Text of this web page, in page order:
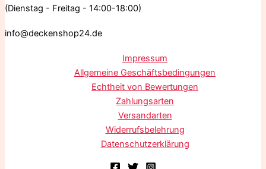
(Dienstag - Freitag - 14:00-18:00)
info@deckenshop24.de
Impressum
Allgemeine Geschäftsbedingungen
Echtheit von Bewertungen
Zahlungsarten
Versandarten
Widerrufsbelehrung
Datenschutzerklärung